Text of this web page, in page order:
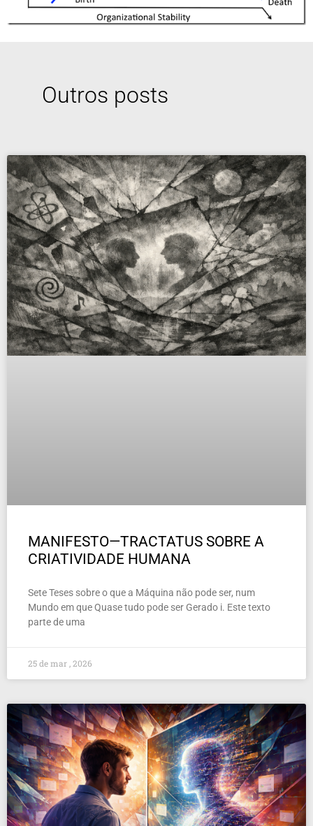
Outros posts
MANIFESTO—TRACTATUS SOBRE A
CRIATIVIDADE HUMANA
Sete Teses sobre o que a Máquina não pode ser, num
Mundo em que Quase tudo pode ser Gerado i. Este texto
parte de uma
25 de mar , 2026